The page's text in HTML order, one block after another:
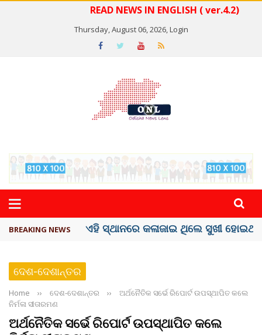
READ NEWS IN ENGLISH ( ver.4.2)
Thursday, August 06, 2026,Login
BREAKING NEWS ଦେଶରେ ପ୍ଲାଷ୍ଟିକ୍ ନୋଟ୍‌ ପ୍ରଚଳନ ...
ଦେଶ-ଦେଶାନ୍ତର
Home ›› ଦେଶ-ଦେଶାନ୍ତର ››
ଅର୍ଥନୈତିକ ସର୍ଭେ ରିପୋର୍ଟ ଉପସ୍ଥାପିତ କଲେ
ନିର୍ମଳା ସୀତାରମଣ
ଅର୍ଥନୈତିକ ସର୍ଭେ ରିପୋର୍ଟ ଉପସ୍ଥାପିତ କଲେ